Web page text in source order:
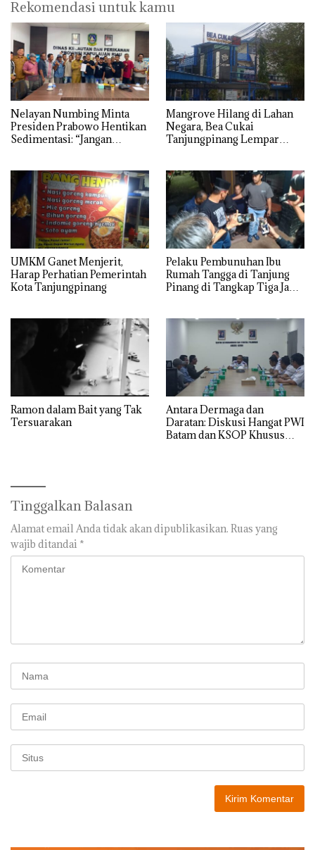
Rekomendasi untuk kamu
Nelayan Numbing Minta
Presiden Prabowo Hentikan
Sedimentasi: “Jangan
Mencari Makan”
Mangrove Hilang di Lahan
Negara, Bea Cukai
Tanjungpinang Lempar
UMKM Ganet Menjerit,
Harap Perhatian Pemerintah
Kota Tanjungpinang
Pelaku Pembunuhan Ibu
Rumah Tangga di Tanjung
Pinang di Tangkap Tiga Jam
Ramon dalam Bait yang Tak
Tersuarakan
Antara Dermaga dan
Daratan: Diskusi Hangat PWI
Batam dan KSOP Khusus
Tinggalkan Balasan
Alamat email Anda tidak akan dipublikasikan. Ruas yang
wajib ditandai *